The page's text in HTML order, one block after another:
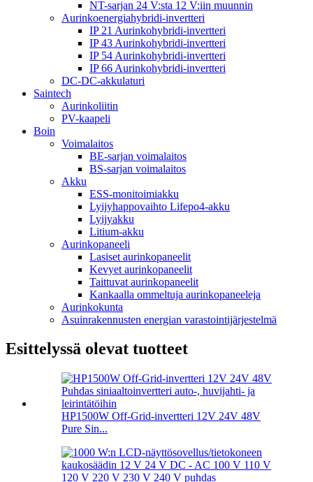
NT-sarjan 24 V:sta 12 V:iin muunnin
Aurinkoenergiahybridi-invertteri
IP 21 Aurinkohybridi-invertteri
IP 43 Aurinkohybridi-invertteri
IP 54 Aurinkohybridi-invertteri
IP 66 Aurinkohybridi-invertteri
DC-DC-akkulaturi
Saintech
Aurinkoliitin
PV-kaapeli
Boin
Voimalaitos
BE-sarjan voimalaitos
BS-sarjan voimalaitos
Akku
ESS-monitoimiakku
Lyijyhappovaihto Lifepo4-akku
Lyijyakku
Litium-akku
Aurinkopaneeli
Lasiset aurinkopaneelit
Kevyet aurinkopaneelit
Taittuvat aurinkopaneelit
Kankaalla ommeltuja aurinkopaneeleja
Aurinkokunta
Asuinrakennusten energian varastointijärjestelmä
Esittelyssä olevat tuotteet
HP1500W Off-Grid-invertteri 12V 24V 48V
Pure Sin...